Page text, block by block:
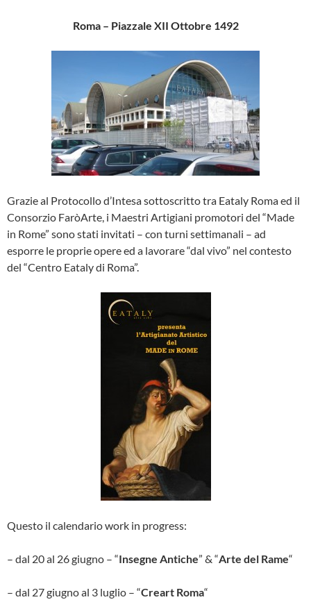
Roma – Piazzale XII Ottobre 1492
Grazie al Protocollo d’Intesa sottoscritto tra Eataly Roma ed il
Consorzio FaròArte, i Maestri Artigiani promotori del “Made
in Rome” sono stati invitati – con turni settimanali – ad
esporre le proprie opere ed a lavorare “dal vivo” nel contesto
del “Centro Eataly di Roma”.
Questo il calendario work in progress:
– dal 20 al 26 giugno – “Insegne Antiche” & “Arte del Rame“
– dal 27 giugno al 3 luglio – “Creart Roma“